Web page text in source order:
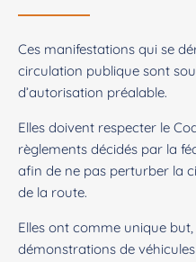
Ces manifestations qui se
circulation publique sont
d’autorisation préalable.
Elles doivent respecter le
règlements décidés par la
afin de ne pas perturber la
de la route.
Elles ont comme unique
démonstrations de